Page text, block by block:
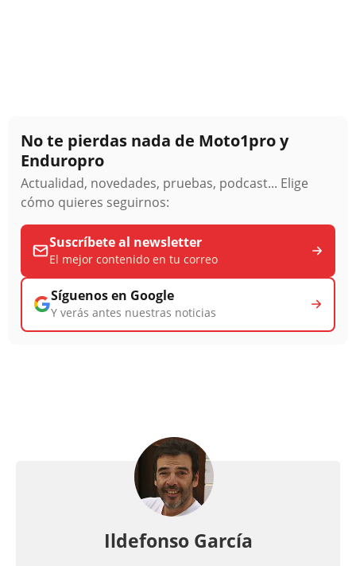
No te pierdas nada de Moto1pro y
Enduropro
Actualidad, novedades, pruebas, podcast... Elige
cómo quieres seguirnos:
Suscríbete al newsletter
El mejor contenido en tu correo
Síguenos en Google
Y verás antes nuestras noticias
Ildefonso García